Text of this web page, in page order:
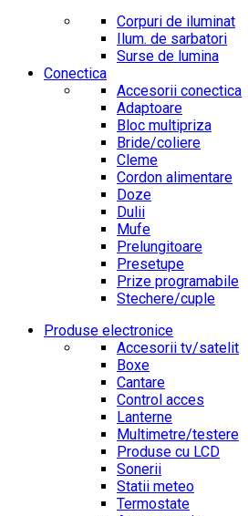
Corpuri de iluminat
Ilum. de sarbatori
Surse de lumina
Conectica
Accesorii conectica
Adaptoare
Bloc multipriza
Bride/coliere
Cleme
Cordon alimentare
Doze
Dulii
Mufe
Prelungitoare
Presetupe
Prize programabile
Stechere/cuple
Produse electronice
Accesorii tv/satelit
Boxe
Cantare
Control acces
Lanterne
Multimetre/testere
Produse cu LCD
Sonerii
Statii meteo
Termostate